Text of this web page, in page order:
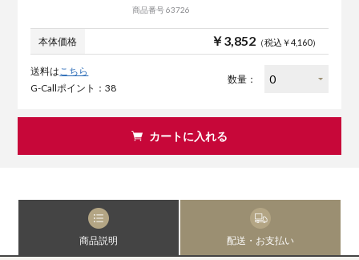
商品番号 63726
本体価格 ￥3,852（税込￥4,160）
送料は こちら
G-Callポイント：38
数量：
カートに入れる
商品説明 配送・お支払い